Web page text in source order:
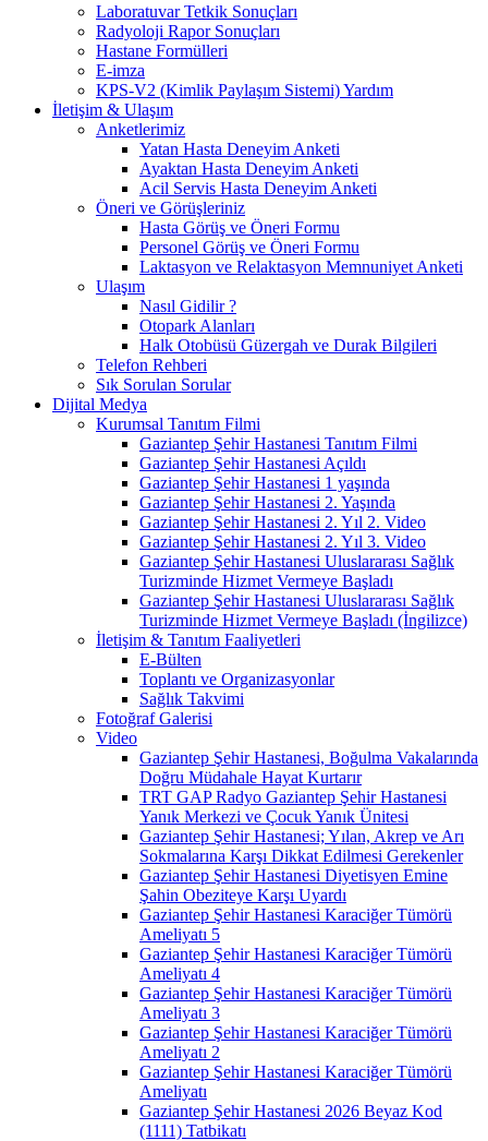
Laboratuvar Tetkik Sonuçları
Radyoloji Rapor Sonuçları
Hastane Formülleri
E-imza
KPS-V2 (Kimlik Paylaşım Sistemi) Yardım
İletişim & Ulaşım
Anketlerimiz
Yatan Hasta Deneyim Anketi
Ayaktan Hasta Deneyim Anketi
Acil Servis Hasta Deneyim Anketi
Öneri ve Görüşleriniz
Hasta Görüş ve Öneri Formu
Personel Görüş ve Öneri Formu
Laktasyon ve Relaktasyon Memnuniyet Anketi
Ulaşım
Nasıl Gidilir ?
Otopark Alanları
Halk Otobüsü Güzergah ve Durak Bilgileri
Telefon Rehberi
Sık Sorulan Sorular
Dijital Medya
Kurumsal Tanıtım Filmi
Gaziantep Şehir Hastanesi Tanıtım Filmi
Gaziantep Şehir Hastanesi Açıldı
Gaziantep Şehir Hastanesi 1 yaşında
Gaziantep Şehir Hastanesi 2. Yaşında
Gaziantep Şehir Hastanesi 2. Yıl 2. Video
Gaziantep Şehir Hastanesi 2. Yıl 3. Video
Gaziantep Şehir Hastanesi Uluslararası Sağlık
Turizminde Hizmet Vermeye Başladı
Gaziantep Şehir Hastanesi Uluslararası Sağlık
Turizminde Hizmet Vermeye Başladı (İngilizce)
İletişim & Tanıtım Faaliyetleri
E-Bülten
Toplantı ve Organizasyonlar
Sağlık Takvimi
Fotoğraf Galerisi
Video
Gaziantep Şehir Hastanesi, Boğulma Vakalarında
Doğru Müdahale Hayat Kurtarır
TRT GAP Radyo Gaziantep Şehir Hastanesi
Yanık Merkezi ve Çocuk Yanık Ünitesi
Gaziantep Şehir Hastanesi; Yılan, Akrep ve Arı
Sokmalarına Karşı Dikkat Edilmesi Gerekenler
Gaziantep Şehir Hastanesi Diyetisyen Emine
Şahin Obeziteye Karşı Uyardı
Gaziantep Şehir Hastanesi Karaciğer Tümörü
Ameliyatı 5
Gaziantep Şehir Hastanesi Karaciğer Tümörü
Ameliyatı 4
Gaziantep Şehir Hastanesi Karaciğer Tümörü
Ameliyatı 3
Gaziantep Şehir Hastanesi Karaciğer Tümörü
Ameliyatı 2
Gaziantep Şehir Hastanesi Karaciğer Tümörü
Ameliyatı
Gaziantep Şehir Hastanesi 2026 Beyaz Kod
(1111) Tatbikatı